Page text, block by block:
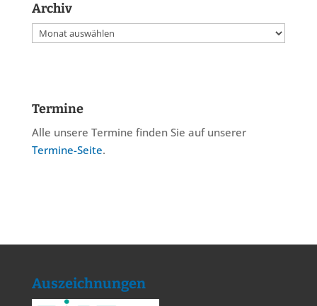
Archiv
Archiv
Termine
Alle unsere Termine finden Sie auf unserer
Termine-Seite.
Auszeichnungen